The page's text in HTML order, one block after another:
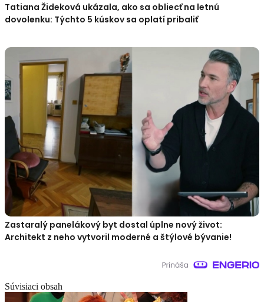
Tatiana Žideková ukázala, ako sa obliecť na letnú
dovolenku: Týchto 5 kúskov sa oplatí pribaliť
Zastaralý panelákový byt dostal úplne nový život:
Architekt z neho vytvoril moderné a štýlové bývanie!
Súvisiaci obsah